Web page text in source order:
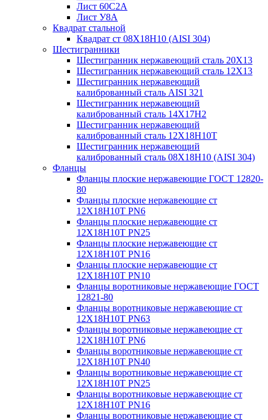
Лист 60С2А
Лист У8А
Квадрат стальной
Квадрат ст 08Х18Н10 (AISI 304)
Шестигранники
Шестигранник нержавеющий сталь 20Х13
Шестигранник нержавеющий сталь 12Х13
Шестигранник нержавеющий
калиброванный сталь AISI 321
Шестигранник нержавеющий
калиброванный сталь 14Х17Н2
Шестигранник нержавеющий
калиброванный сталь 12Х18Н10Т
Шестигранник нержавеющий
калиброванный сталь 08Х18Н10 (AISI 304)
Фланцы
Фланцы плоские нержавеющие ГОСТ 12820-
80
Фланцы плоские нержавеющие ст
12Х18Н10Т PN6
Фланцы плоские нержавеющие ст
12Х18Н10Т PN25
Фланцы плоские нержавеющие ст
12Х18Н10Т PN16
Фланцы плоские нержавеющие ст
12Х18Н10Т PN10
Фланцы воротниковые нержавеющие ГОСТ
12821-80
Фланцы воротниковые нержавеющие ст
12Х18Н10Т PN63
Фланцы воротниковые нержавеющие ст
12Х18Н10Т PN6
Фланцы воротниковые нержавеющие ст
12Х18Н10Т PN40
Фланцы воротниковые нержавеющие ст
12Х18Н10Т PN25
Фланцы воротниковые нержавеющие ст
12Х18Н10Т PN16
Фланцы воротниковые нержавеющие ст